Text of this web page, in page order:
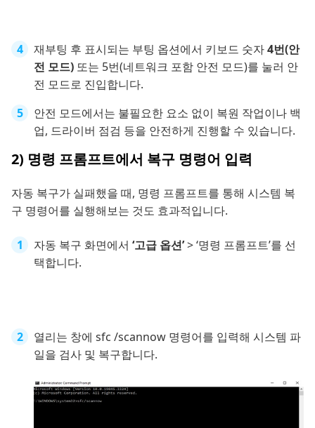
재부팅 후 표시되는 부팅 옵션에서 키보드 숫자4번(안
전 모드) 또는 5번(네트워크 포함 안전 모드)를 눌러 안
전 모드로 진입합니다.
안전 모드에서는 불필요한 요소 없이 복원 작업이나 백
업, 드라이버 점검 등을 안전하게 진행할 수 있습니다.
2) 명령 프롬프트에서 복구 명령어 입력
자동 복구가 실패했을 때, 명령 프롬프트를 통해 시스템 복
구 명령어를 실행해보는 것도 효과적입니다.
자동 복구 화면에서 ‘고급 옵션’> ‘명령 프롬프트’를 선
택합니다.
열리는 창에 sfc /scannow 명령어를 입력해 시스템 파
일을 검사 및 복구합니다.